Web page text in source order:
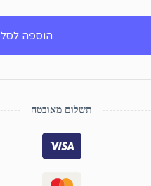
הוספה לסל
תשלום מאובטח